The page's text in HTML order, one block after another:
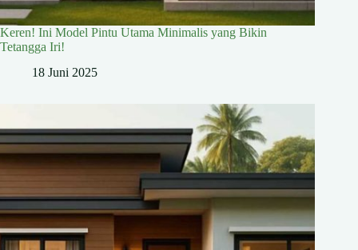
Keren! Ini Model Pintu Utama Minimalis yang Bikin
Tetangga Iri!
18 Juni 2025